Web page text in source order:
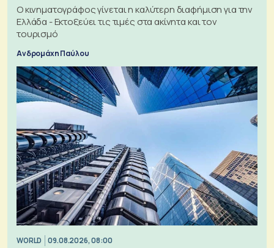
Ο κινηματογράφος γίνεται η καλύτερη διαφήμιση για την
Ελλάδα - Εκτοξεύει τις τιμές στα ακίνητα και τον
τουρισμό
Ανδρομάχη Παύλου
WORLD 09.08.2026, 08:00